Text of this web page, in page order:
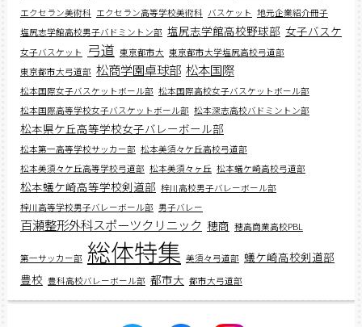
エクセラン美術科 エクセラン高等学校美術科 バスケット 地元企業紹介冊子
塩尻志学館高校男子バドミントン部 塩尻志学館高校野球部 女子バスケ
女子バスケット 弓道 東京都市大 東京都市大学塩尻高校弓道部
東京都市大弓道部 松商学園卓球部 松本国際
松本国際女子バスケットボール部 松本国際高校女子バスケットボール部
松本国際高等学校女子バスケットボール部 松本深志高校バドミントン部
松本県ケ丘高等学校女子バレーボール部
松本第一高等学校サッカー部 松本美須々ケ丘高校弓道部
松本美須々ケ丘高等学校弓道部 松本美須々ヶ丘 松本蟻ケ崎高校弓道部
松本蟻ケ崎高等学校剣道部 梓川高校男子バレーボール部
梓川高等学校男子バレーボール部 男子バレー
百瀬整形外科スポーツクリニック 穂商 穂高商業高校PBL
第一サッカー部 総体特集 美須々弓道部 蟻ケ崎高校剣道部
豊校 豊科高校バレーボール部 都市大 都市大弓道部